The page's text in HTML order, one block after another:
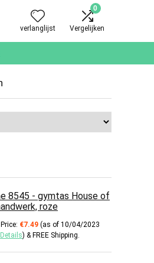
verlanglijst
0
Vergelijken
8545 - gymtas House of
roze
€7.49 (as of 10/04/2023
Details) & FREE Shipping.